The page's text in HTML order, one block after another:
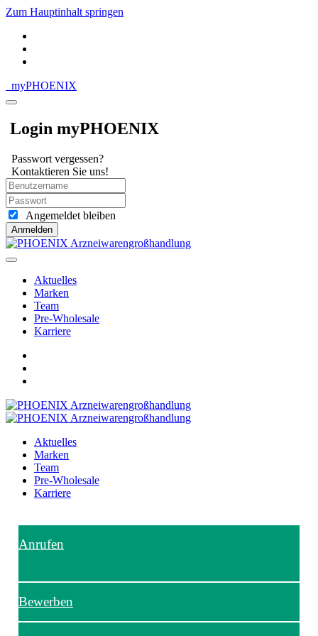
Zum Hauptinhalt springen
myPHOENIX
Login myPHOENIX
Passwort vergessen?
Kontaktieren Sie uns!
Angemeldet bleiben
Anmelden
Aktuelles
Marken
Team
Pre-Wholesale
Karriere
Aktuelles
Marken
Team
Pre-Wholesale
Karriere
Anrufen
Bewerben